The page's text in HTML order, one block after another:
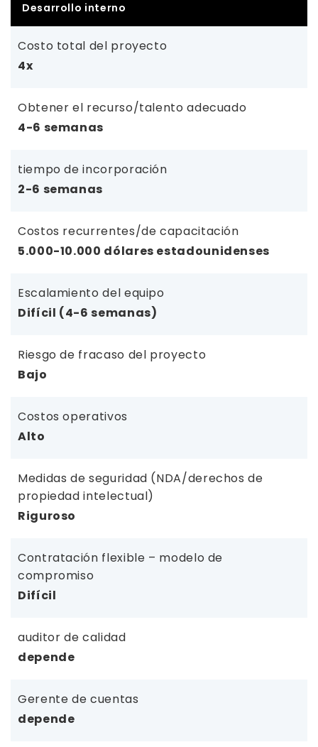
Desarrollo interno
Costo total del proyecto
4x
Obtener el recurso/talento adecuado
4-6 semanas
tiempo de incorporación
2-6 semanas
Costos recurrentes/de capacitación
5.000-10.000 dólares estadounidenses
Escalamiento del equipo
Difícil (4-6 semanas)
Riesgo de fracaso del proyecto
Bajo
Costos operativos
Alto
Medidas de seguridad (NDA/derechos de
propiedad intelectual)
Riguroso
Contratación flexible – modelo de
compromiso
Difícil
auditor de calidad
depende
Gerente de cuentas
depende